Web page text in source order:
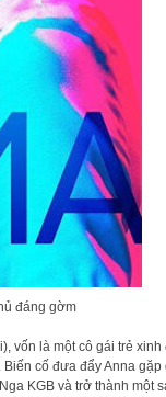
đáng gờm
vốn là một cô gái trẻ xinh
cố đưa đẩy Anna gặp
KGB và trở thành một